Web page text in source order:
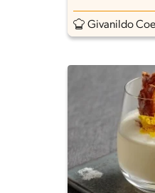
Givanildo